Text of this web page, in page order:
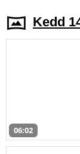
Kedd
06:02